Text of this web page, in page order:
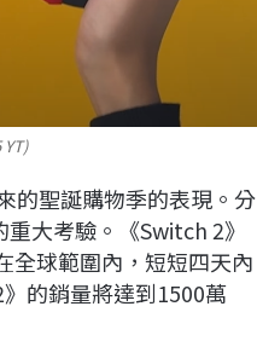
的聖誕購物季的表現。分
重大考驗。《Switch 2》
全球範圍內，短短四天內
》的銷量將達到1500萬